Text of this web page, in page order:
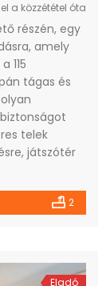
a közzététel óta
részén, egy
amely
115
tágas és
telek
játszótér
2
Eladó